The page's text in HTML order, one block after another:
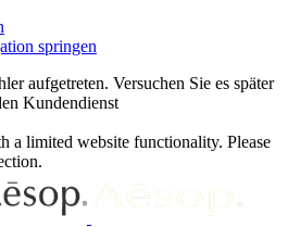
springen
aufgetreten. Versuchen Sie es später
Kundendienst
a limited website functionality. Please